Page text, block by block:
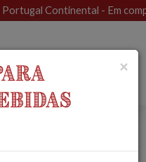
Continental - Em
×